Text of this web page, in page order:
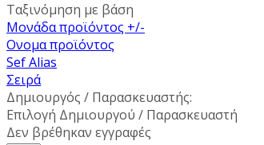
Ταξινόμηση με βάση
Μονάδα προϊόντος +/-
Ονομα προϊόντος
Sef Alias
Σειρά
Δημιουργός / Παρασκευαστής:
Επιλογή Δημιουργού / Παρασκευαστή
Δεν βρέθηκαν εγγραφές